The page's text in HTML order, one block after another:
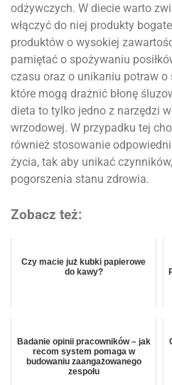
odżywczych. W diecie warto
włączyć do niej produkty
produktów o wysokiej
pamiętać o spożywaniu
czasu oraz o unikaniu potraw
które mogą drażnić błonę
dieta to tylko jedno z narzędzi
wrzodowej. W przypadku tej
również stosowanie
życia, tak aby unikać
pogorszenia stanu zdrowia.
Zobacz też:
Czy macie już kubki papierowe
do kawy?
Badanie opinii pracowników – jak
recom system pomaga w
budowaniu zaangażowanego
zespołu